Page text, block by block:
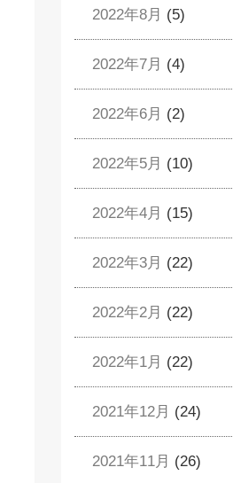
2022年8月 (5)
2022年7月 (4)
2022年6月 (2)
2022年5月 (10)
2022年4月 (15)
2022年3月 (22)
2022年2月 (22)
2022年1月 (22)
2021年12月 (24)
2021年11月 (26)